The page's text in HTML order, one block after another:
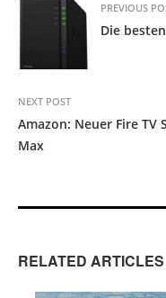
PREVIOUS
Die
NEXT POST
Amazon: Neuer Fire TV
Max
RELATED ARTICLES